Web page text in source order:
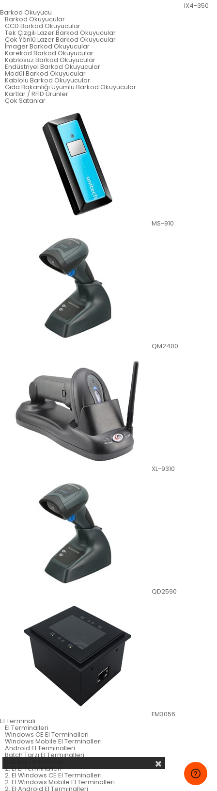
IX4-350
Barkod Okuyucu
Barkod Okuyucular
CCD Barkod Okuyucular
Tek Çizgili Lazer Barkod Okuyucular
Çok Yönlü Lazer Barkod Okuyucular
İmager Barkod Okuyucular
Karekod Barkod Okuyucular
Kablosuz Barkod Okuyucular
Endüstriyel Barkod Okuyucular
Modül Barkod Okuyucular
Kablolu Barkod Okuyucular
Gıda Bakanlığı Uyumlu Barkod Okuyucular
Kartlar / RFID Ürünler
Çok Satanlar
MS-910
QM2400
XL-9310
QD2590
FM3056
El Terminali
El Terminalleri
Windows CE El Terminalleri
Windows Mobile El Terminalleri
Android El Terminalleri
Batch Tarzı El Terminalleri
2. El El Terminalleri
2. El Windows CE El Terminalleri
2. El Windows Mobile El Terminalleri
2. El Android El Terminalleri